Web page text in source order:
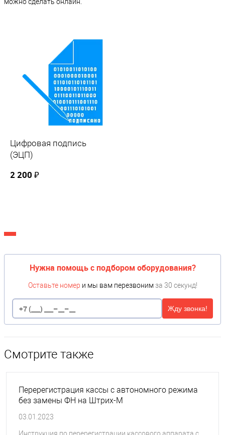
Цифровая подпись
(ЭЦП)
2 200 ₽
Нужна помощь с подбором оборудования?
Оставьте номер и мы вам перезвоним за 30 секунд!
Жду звонка!
Смотрите также
Перерегистрация кассы с автономного режима
без замены ФН на Штрих-М
03.01.2023